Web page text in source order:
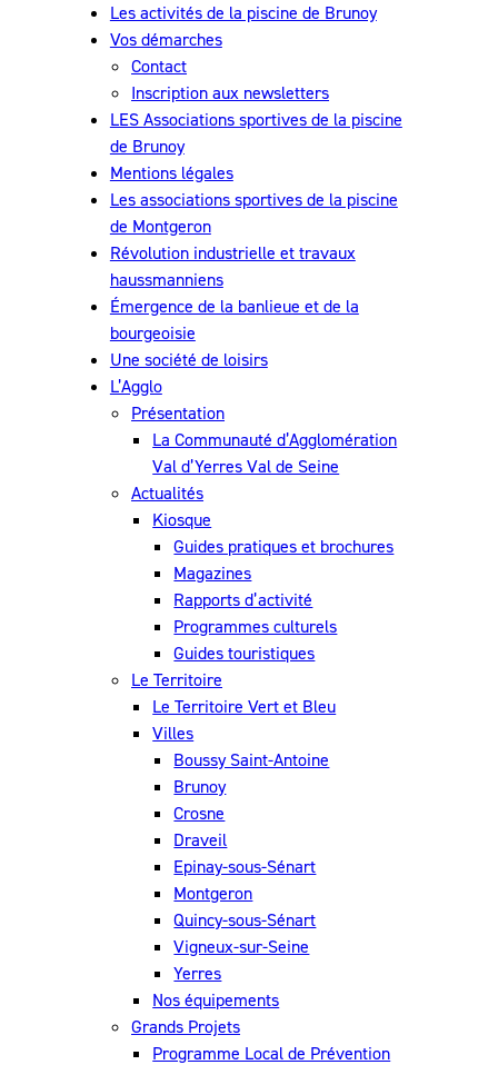
Les activités de la piscine de Brunoy
Vos démarches
Contact
Inscription aux newsletters
LES Associations sportives de la piscine
de Brunoy
Mentions légales
Les associations sportives de la piscine
de Montgeron
Révolution industrielle et travaux
haussmanniens
Émergence de la banlieue et de la
bourgeoisie
Une société de loisirs
L’Agglo
Présentation
La Communauté d’Agglomération
Val d’Yerres Val de Seine
Actualités
Kiosque
Guides pratiques et brochures
Magazines
Rapports d’activité
Programmes culturels
Guides touristiques
Le Territoire
Le Territoire Vert et Bleu
Villes
Boussy Saint-Antoine
Brunoy
Crosne
Draveil
Epinay-sous-Sénart
Montgeron
Quincy-sous-Sénart
Vigneux-sur-Seine
Yerres
Nos équipements
Grands Projets
Programme Local de Prévention